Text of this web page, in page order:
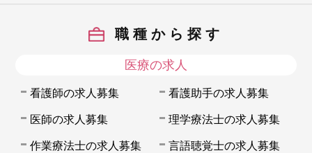
職種から探す
医療の求人
看護師の求人募集 看護助手の求人募集
医師の求人募集 理学療法士の求人募集
作業療法士の求人募集 言語聴覚士の求人募集